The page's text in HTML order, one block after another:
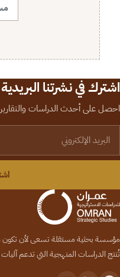
اشترك في نشرتنا البريدية
احصل على أحدث الدراسات
مؤسسة بحثية مستقلة تسعى لأن تكون
تُنتج الدراسات المنهجية التي تدعم